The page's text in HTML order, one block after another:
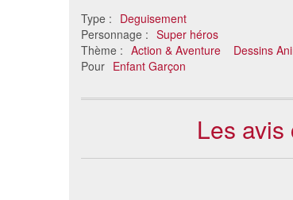
Type : Deguisement
Personnage : Super héros
Thème : Action & Aventure Dessins
Pour Enfant Garçon
Les